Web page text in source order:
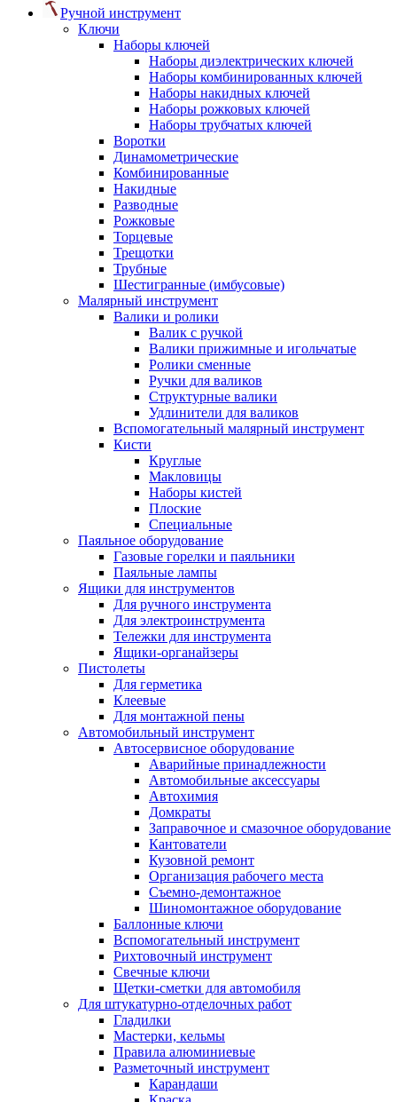
Ручной инструмент
Ключи
Наборы ключей
Наборы диэлектрических ключей
Наборы комбинированных ключей
Наборы накидных ключей
Наборы рожковых ключей
Наборы трубчатых ключей
Воротки
Динамометрические
Комбинированные
Накидные
Разводные
Рожковые
Торцевые
Трещотки
Трубные
Шестигранные (имбусовые)
Малярный инструмент
Валики и ролики
Валик с ручкой
Валики прижимные и игольчатые
Ролики сменные
Ручки для валиков
Структурные валики
Удлинители для валиков
Вспомогательный малярный инструмент
Кисти
Круглые
Макловицы
Наборы кистей
Плоские
Специальные
Паяльное оборудование
Газовые горелки и паяльники
Паяльные лампы
Ящики для инструментов
Для ручного инструмента
Для электроинструмента
Тележки для инструмента
Ящики-органайзеры
Пистолеты
Для герметика
Клеевые
Для монтажной пены
Автомобильный инструмент
Автосервисное оборудование
Аварийные принадлежности
Автомобильные аксессуары
Автохимия
Домкраты
Заправочное и смазочное оборудование
Кантователи
Кузовной ремонт
Организация рабочего места
Съемно-демонтажное
Шиномонтажное оборудование
Баллонные ключи
Вспомогательный инструмент
Рихтовочный инструмент
Свечные ключи
Щетки-сметки для автомобиля
Для штукатурно-отделочных работ
Гладилки
Мастерки, кельмы
Правила алюминиевые
Разметочный инструмент
Карандаши